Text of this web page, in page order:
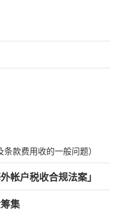
条款费用收的一般问题）
帐户税收合规法案」
集